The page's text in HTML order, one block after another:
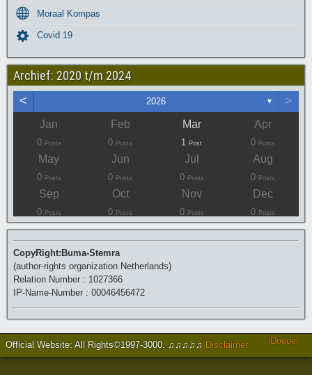
Moraal Kompas
Covid 19
Archief: 2020 t/m 2024
< 2026 ▼ >
Jan
0 Posts
Feb
0 Posts
Mar
1 Post
Apr
0 Posts
May
0 Posts
Jun
0 Posts
Jul
0 Posts
Aug
0 Posts
Sep
0 Posts
Oct
0 Posts
Nov
0 Posts
Dec
0 Posts
CopyRight:Buma-Stemra
(author-rights organization Netherlands)
Relation Number : 1027366
IP-Name-Number : 00046456472
Official Website: All Rights©1997-3000. ♫♫♫♫♫ Disclaimer iDoedel